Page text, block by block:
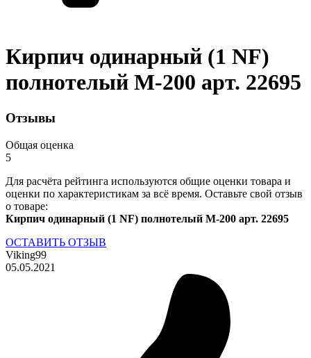
Кирпич одинарный (1 NF)
полнотелый М-200 арт. 22695
Отзывы
Общая оценка
5
Для расчёта рейтинга используются общие оценки товара и
оценки по характеристикам за всё время. Оставьте свой отзыв
о товаре:
Кирпич одинарный (1 NF) полнотелый М-200 арт. 22695
ОСТАВИТЬ ОТЗЫВ
Viking99
05.05.2021